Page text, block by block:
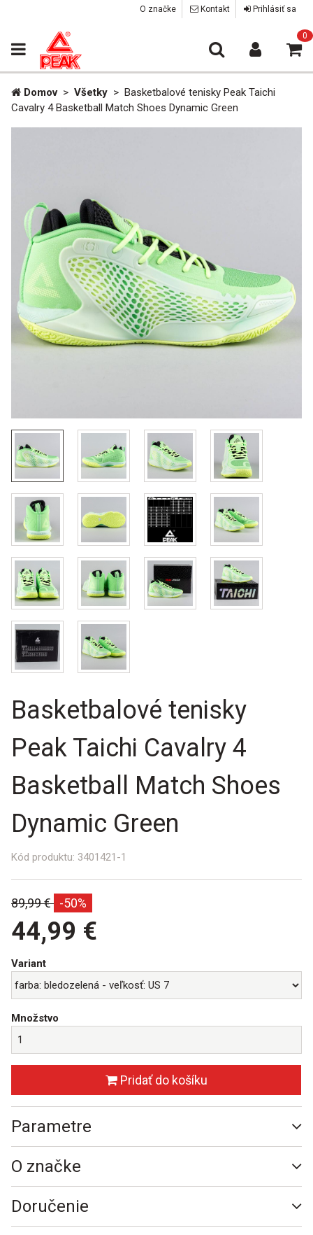
O značke Kontakt Prihlásiť sa
0
Domov > Všetky > Basketbalové tenisky Peak Taichi
Cavalry 4 Basketball Match Shoes Dynamic Green
Basketbalové tenisky
Peak Taichi Cavalry 4
Basketball Match Shoes
Dynamic Green
Kód produktu: 3401421-1
Bežná
89,99 € -50%
44,99 €
Variant
Množstvo
Pridať do košíku
Parametre
O značke
Doručenie